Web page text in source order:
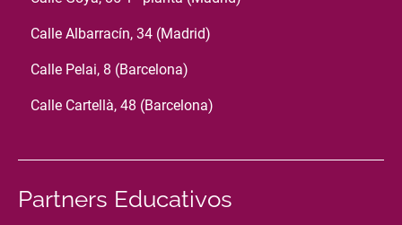
Calle Albarracín, 34 (Madrid)
Calle Pelai, 8 (Barcelona)
Calle Cartellà, 48 (Barcelona)
Partners Educativos